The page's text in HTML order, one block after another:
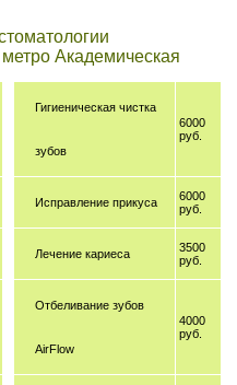
Академическая
Гигиеническая чистка
зубов
6000
руб.
Исправление прикуса
6000
руб.
Лечение кариеса
3500
руб.
Отбеливание зубов
AirFlow
4000
руб.